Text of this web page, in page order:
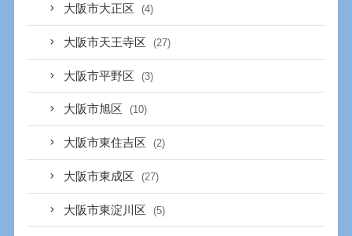
大阪市大正区 (4)
大阪市天王寺区 (27)
大阪市平野区 (3)
大阪市旭区 (10)
大阪市東住吉区 (2)
大阪市東成区 (27)
大阪市東淀川区 (5)